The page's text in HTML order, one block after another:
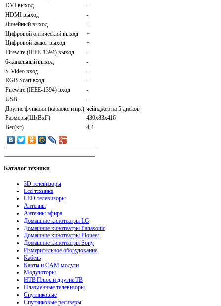
DVI выход
-
HDMI выход
-
Линейный выход
+
Цифровой оптический выход
+
Цифровой коакс. выход
+
Firewire (IEEE-1394) выход
-
6-канальный выход
-
S-Video вход
-
RGB Scart вход
-
Firewire (IEEE-1394) вход
-
USB
-
Другие функции (караоке и пр.) чейнджер на 5 дисков
Размеры(ШxВxГ)
430x83x416
Вес(кг)
4,4
Каталогтехники
3D телевизоры
Lcd техника
LED-телевизоры
Антенны
Антенны эфира
Домашние кинотеатры LG
Домашние кинотеатры Panasonic
Домашние кинотеатры Pioneer
Домашние кинотеатры Sony
Измерительное оборудование
Кабель
Карты и CAM модули
Модуляторы
НТВ Плюс и другие ТВ
Плазменные телевизоры
Спутниковые
Спутниковые ресиверы